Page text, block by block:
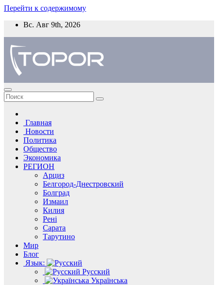
Перейти к содержимому
Вс. Авг 9th, 2026
Главная
Новости
Политика
Общество
Экономика
РЕГИОН
Арциз
Белгород-Днестровский
Болград
Измаил
Килия
Рені
Сарата
Тарутино
Мир
Блог
Язык:
Русский
Українська